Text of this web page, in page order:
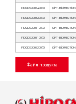
PDCDS300340873 ÇİFT-BİDİRECTİON
PDCDS300430873 ÇİFT-BİDİRECTİON
PDCDS300510873 ÇİFT-BİDİRECTİON
PDCDS300610873 ÇİFT-BİDİRECTİON
PDCDS300820873 ÇİFT-BİDİRECTİON
Файл продукта